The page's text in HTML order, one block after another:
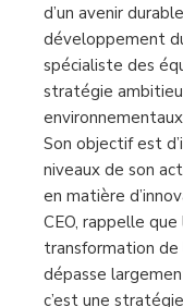
d’un avenir
développement
spécialiste des
stratégie
Son objectif est
niveaux de son
en matière
CEO, rappelle
transformation de
dépasse
c’est une